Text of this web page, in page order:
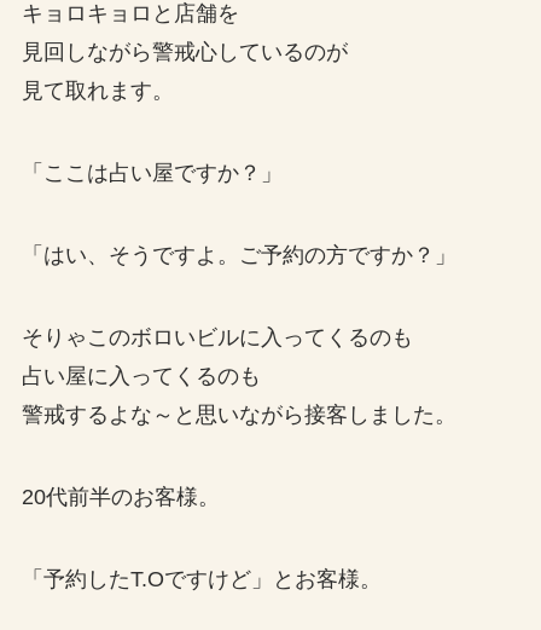
キョロキョロと店舗を
見回しながら警戒心しているのが
見て取れます。
「ここは占い屋ですか？」
「はい、そうですよ。ご予約の方ですか？」
そりゃこのボロいビルに入ってくるのも
占い屋に入ってくるのも
警戒するよな～と思いながら接客しました。
20代前半のお客様。
「予約したT.Oですけど」とお客様。